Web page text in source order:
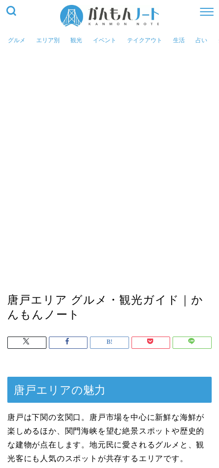
グルメ エリア別 観光 イベント テイクアウト 生活 占い
唐戸エリア グルメ・観光ガイド｜か
んもんノート
唐戸エリアの魅力
唐戸は下関の玄関口。唐戸市場を中心に新鮮な海鮮が
楽しめるほか、関門海峡を望む絶景スポットや歴史的
な建物が点在します。地元民に愛されるグルメと、観
光客にも人気のスポットが共存するエリアです。